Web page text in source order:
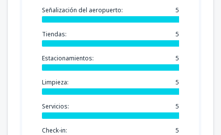
Señalización del aeropuerto: 5
Tiendas: 5
Estacionamientos: 5
Limpieza: 5
Servicios: 5
Check-in: 5